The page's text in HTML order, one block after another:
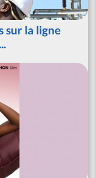
sur la ligne